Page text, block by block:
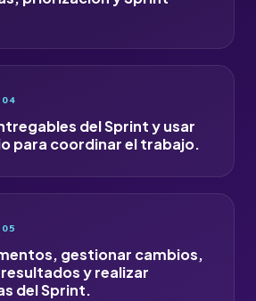
del Sprint y usar
para coordinar el trabajo.
gestionar cambios,
y realizar
del Sprint.